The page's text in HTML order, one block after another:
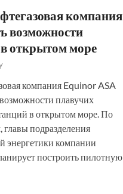
компания
возможности
открытом море
компания Equinor ASA
плавучих
в открытом море. По
подразделения
энергетики компании
построить пилотную